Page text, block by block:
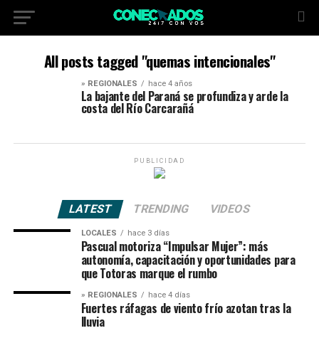
All posts tagged "quemas intencionales"
» REGIONALES hace 4 años
La bajante del Paraná se profundiza y arde la
costa del Río Carcarañá
PUBLICIDAD
LATEST TRENDING VIDEOS
LOCALES hace 3 días
Pascual motoriza “Impulsar Mujer”: más
autonomía, capacitación y oportunidades para
que Totoras marque el rumbo
» REGIONALES hace 4 días
Fuertes ráfagas de viento frío azotan tras la
lluvia